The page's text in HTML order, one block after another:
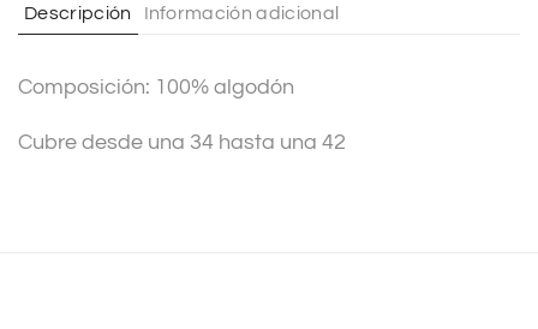
i
e
:
Descripción Información adicional
Composición: 100% algodón
Cubre desde una 34 hasta una 42